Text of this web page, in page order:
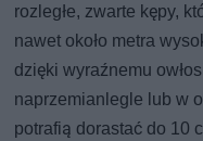
rozległe, zwarte kępy,
nawet około metra
dzięki wyraźnemu
naprzemianlegle lub w
potrafią dorastać do 10